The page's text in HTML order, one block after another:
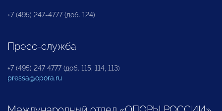
+7 (495) 247-4777 (доб. 124)
Пресс-служба
+7 (495) 247 4777 (доб. 115, 114, 113)
pressa@opora.ru